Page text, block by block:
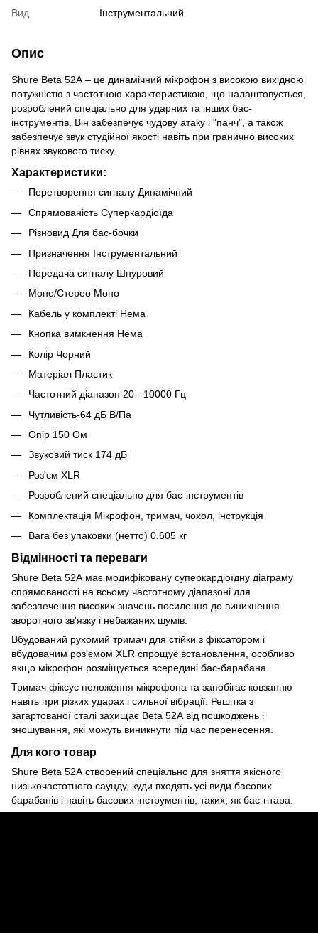
Вид
Інструментальний
Опис
Shure Beta 52A – це динамічний мікрофон з високою вихідною
потужністю з частотною характеристикою, що налаштовується,
розроблений спеціально для ударних та інших бас-
інструментів. Він забезпечує чудову атаку і "панч", а також
забезпечує звук студійної якості навіть при гранично високих
рівнях звукового тиску.
Характеристики:
Перетворення сигналу Динамічний
Спрямованість Суперкардіоїда
Різновид Для бас-бочки
Призначення Інструментальний
Передача сигналу Шнуровий
Моно/Стерео Моно
Кабель у комплекті Нема
Кнопка вимкнення Нема
Колір Чорний
Матеріал Пластик
Частотний діапазон 20 - 10000 Гц
Чутливість-64 дБ В/Па
Опір 150 Ом
Звуковий тиск 174 дБ
Роз'єм XLR
Розроблений спеціально для бас-інструментів
Комплектація Мікрофон, тримач, чохол, інструкція
Вага без упаковки (нетто) 0.605 кг
Відмінності та переваги
Shure Beta 52A має модифіковану суперкардіоїдну діаграму
спрямованості на всьому частотному діапазоні для
забезпечення високих значень посилення до виникнення
зворотного зв'язку і небажаних шумів.
Вбудований рухомий тримач для стійки з фіксатором і
вбудованим роз'ємом XLR спрощує встановлення, особливо
якщо мікрофон розміщується всередині бас-барабана.
Тримач фіксує положення мікрофона та запобігає ковзанню
навіть при різких ударах і сильної вібрації. Решітка з
загартованої сталі захищає Beta 52A від пошкоджень і
зношування, які можуть виникнути під час перенесення.
Для кого товар
Shure Beta 52A створений спеціально для зняття якісного
низькочастотного саунду, куди входять усi види басових
барабанів і навіть басових інструментів, таких, як бас-гітара.